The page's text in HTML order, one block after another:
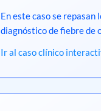
En este caso se
diagnóstico de fiebre de
Ir al caso clínico